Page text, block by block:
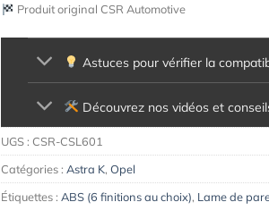
Produit original CSR Automotive
Astuces pour vérifier la
Découvrez nos vidéos et
UGS : CSR-CSL601
Catégories : Astra K, Opel
Étiquettes : ABS (6 finitions au choix), Lame de